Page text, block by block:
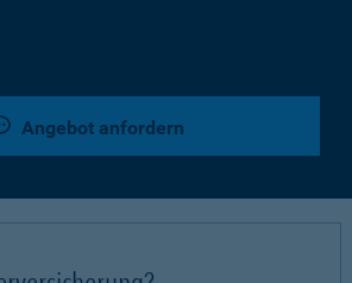
Angebot anfordern